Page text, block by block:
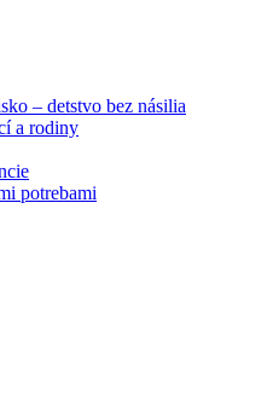
– detstvo bez násilia
a rodiny
potrebami